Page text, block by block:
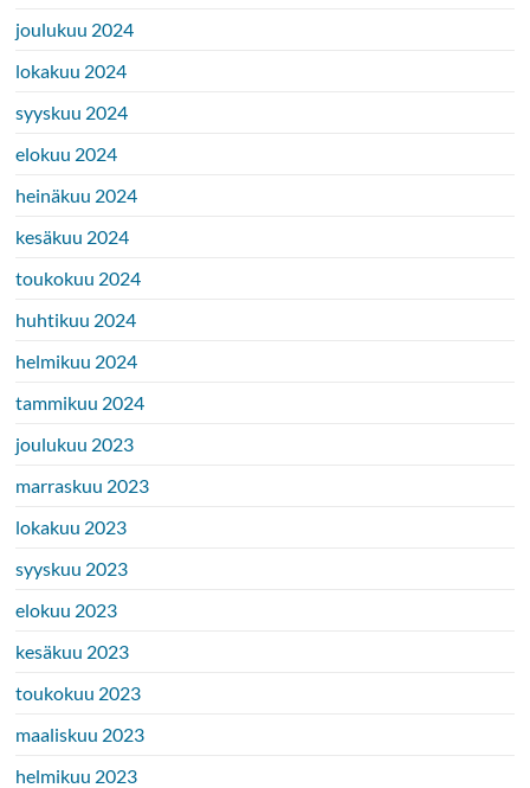
joulukuu 2024
lokakuu 2024
syyskuu 2024
elokuu 2024
heinäkuu 2024
kesäkuu 2024
toukokuu 2024
huhtikuu 2024
helmikuu 2024
tammikuu 2024
joulukuu 2023
marraskuu 2023
lokakuu 2023
syyskuu 2023
elokuu 2023
kesäkuu 2023
toukokuu 2023
maaliskuu 2023
helmikuu 2023